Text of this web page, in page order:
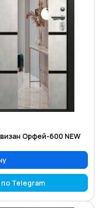
Орфей-600 NEW
Telegram